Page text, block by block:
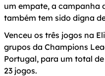
um empate, a campanha
também tem sido digna
Venceu os três jogos na
grupos da Champions
Portugal, para um total
23 jogos.